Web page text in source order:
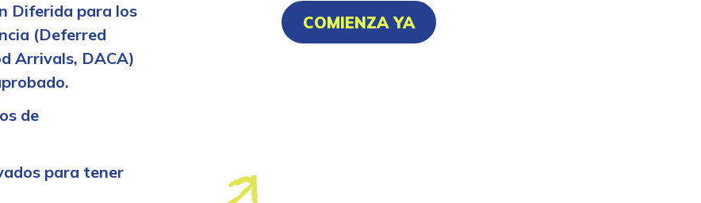
Diferida para los
(Deferred
Arrivals, DACA)
de
para tener
COMIENZA YA